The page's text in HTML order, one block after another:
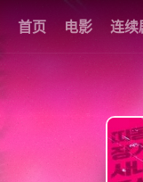
首页 电影 连续